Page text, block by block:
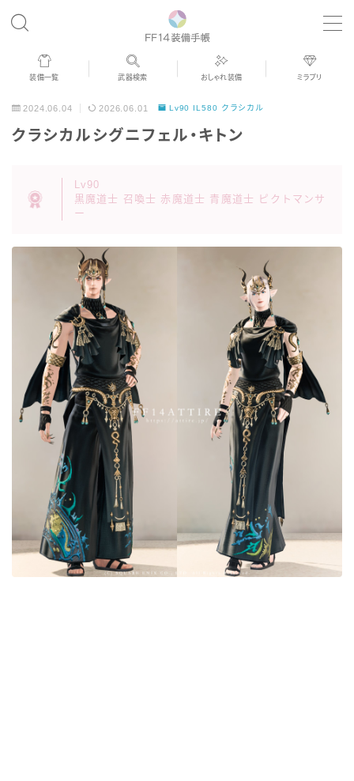
MENU
歴代ジョブAF
アネモス（染色可能紅蓮AF）
ゴーグル
目隠し
口隠し
フルフェイス
頭装備ギミックあり
装備一覧 武器検索 おしゃれ装備 ミラプリ
2024.06.04 2026.06.01 Lv90 IL580 クラシカル
クラシカルシグニフェル・キトン
Lv90
黒魔道士 召喚士 赤魔道士 青魔道士 ピクトマンサ
ー